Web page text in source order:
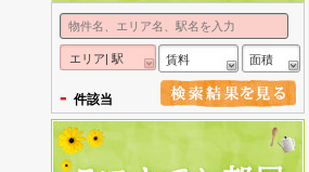
エリア| 駅 賃料 面積
- 件該当